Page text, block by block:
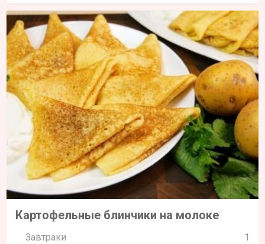
Картофельные блинчики на молоке
Завтраки 1